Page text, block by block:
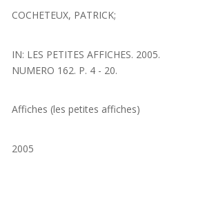
COCHETEUX, PATRICK;
IN: LES PETITES AFFICHES. 2005.
NUMERO 162. P. 4 - 20.
Affiches (les petites affiches)
2005